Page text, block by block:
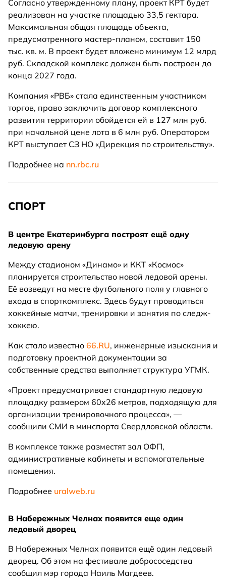
Согласно утвержденному плану, проект КРТ будет
реализован на участке площадью 33,5 гектара.
Максимальная общая площадь объекта,
предусмотренного мастер-планом, составит 150
тыс. кв. м. В проект будет вложено минимум 12 млрд
руб. Складской комплекс должен быть построен до
конца 2027 года.
Компания «РВБ» стала единственным участником
торгов, право заключить договор комплексного
развития территории обойдется ей в 127 млн руб.
при начальной цене лота в 6 млн руб. Оператором
КРТ выступает СЗ НО «Дирекция по строительству».
Подробнее на nn.rbc.ru
СПОРТ
В центре Екатеринбурга построят ещё одну
ледовую арену
Между стадионом «Динамо» и ККТ «Космос»
планируется строительство новой ледовой арены.
Её возведут на месте футбольного поля у главного
входа в спорткомплекс. Здесь будут проводиться
хоккейные матчи, тренировки и занятия по следж-
хоккею.
Как стало известно 66.RU, инженерные изыскания и
подготовку проектной документации за
собственные средства выполняет структура УГМК.
«Проект предусматривает стандартную ледовую
площадку размером 60x26 метров, подходящую для
организации тренировочного процесса», —
сообщили СМИ в минспорта Свердловской области.
В комплексе также разместят зал ОФП,
административные кабинеты и вспомогательные
помещения.
Подробнее uralweb.ru
В Набережных Челнах появится еще один
ледовый дворец
В Набережных Челнах появится ещё один ледовый
дворец. Об этом на фестивале добрососедства
сообщил мэр города Наиль Магдеев.